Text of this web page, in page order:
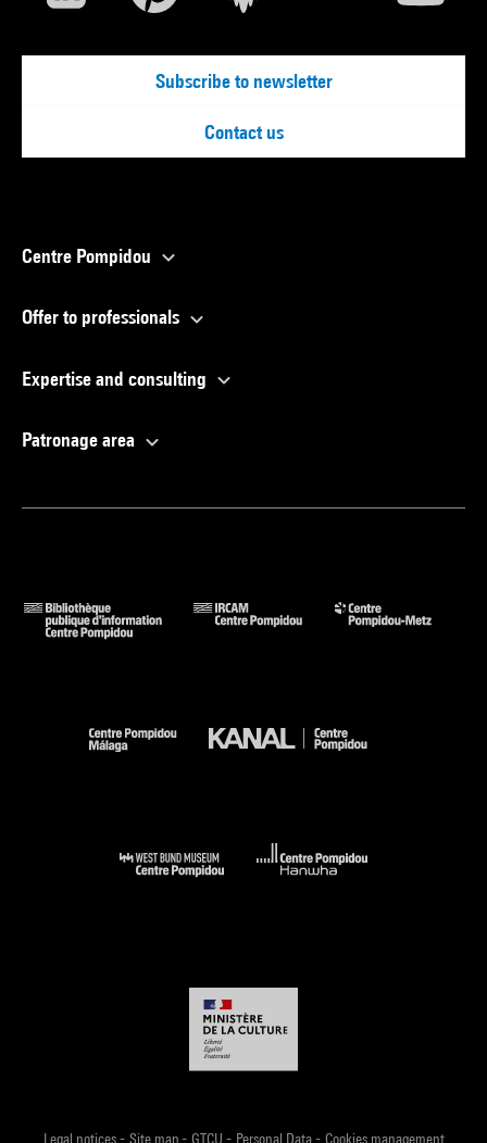
Subscribe to newsletter
Contact us
Centre Pompidou
Offer to professionals
Expertise and consulting
Patronage area
Legal notices- Site map- GTCU - Personal Data- Cookies management